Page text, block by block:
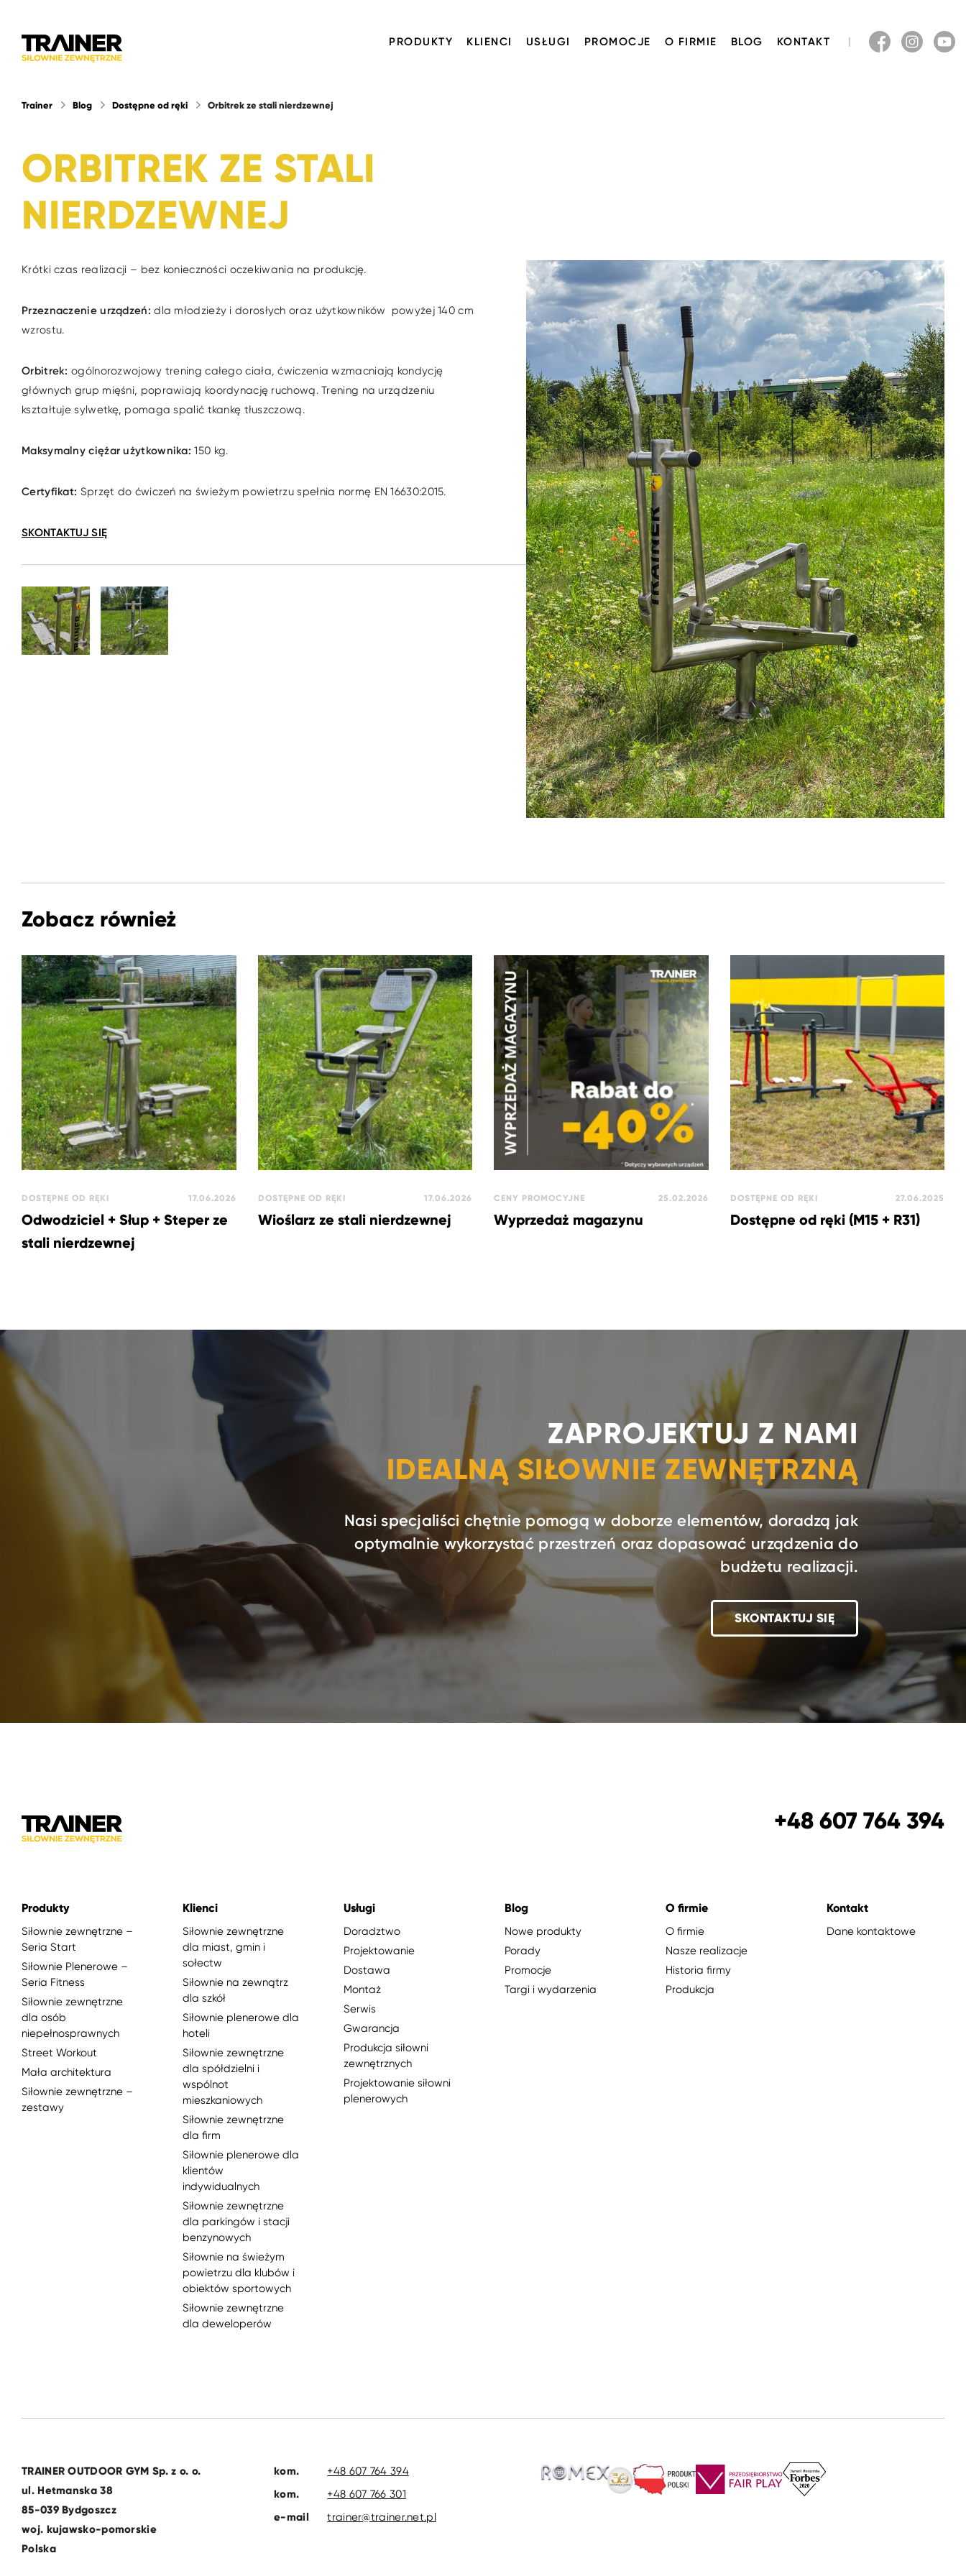
PRODUKTY KLIENCI USŁUGI PROMOCJE O FIRMIE BLOG KONTAKT
Trainer Blog Dostępne od ręki Orbitrek ze stali nierdzewnej
ORBITREK ZE STALI
NIERDZEWNEJ
Krótki czas realizacji – bez konieczności oczekiwania na produkcję.
Przeznaczenie urządzeń: dla młodzieży i dorosłych oraz użytkowników powyżej 140 cm
wzrostu.
Orbitrek: ogólnorozwojowy trening całego ciała, ćwiczenia wzmacniają kondycję
głównych grup mięśni, poprawiają koordynację ruchową. Trening na urządzeniu
kształtuje sylwetkę, pomaga spalić tkankę tłuszczową.
Maksymalny ciężar użytkownika:150 kg.
Certyfikat: Sprzęt do ćwiczeń na świeżym powietrzu spełnia normę EN 16630:2015.
SKONTAKTUJ SIĘ
Zobacz również
DOSTĘPNE OD RĘKI 17.06.2026
Odwodziciel + Słup + Steper ze
stali nierdzewnej
DOSTĘPNE OD RĘKI 17.06.2026
Wioślarz ze stali nierdzewnej
CENY PROMOCYJNE 25.02.2026
Wyprzedaż magazynu
DOSTĘPNE OD RĘKI 27.06.2025
Dostępne od ręki (M15 + R31)
ZAPROJEKTUJ Z NAMI
IDEALNĄ SIŁOWNIE ZEWNĘTRZNĄ
Nasi specjaliści chętnie pomogą w doborze elementów, doradzą jak
optymalnie wykorzystać przestrzeń oraz dopasować urządzenia do
budżetu realizacji.
SKONTAKTUJ SIĘ
+48 607 764 394
Produkty
Siłownie zewnętrzne –
Seria Start
Siłownie Plenerowe –
Seria Fitness
Siłownie zewnętrzne
dla osób
niepełnosprawnych
Street Workout
Mała architektura
Siłownie zewnętrzne –
zestawy
Klienci
Siłownie zewnętrzne
dla miast, gmin i
sołectw
Siłownie na zewnątrz
dla szkół
Siłownie plenerowe dla
hoteli
Siłownie zewnętrzne
dla spółdzielni i
wspólnot
mieszkaniowych
Siłownie zewnętrzne
dla firm
Siłownie plenerowe dla
klientów
indywidualnych
Siłownie zewnętrzne
dla parkingów i stacji
benzynowych
Siłownie na świeżym
powietrzu dla klubów i
obiektów sportowych
Siłownie zewnętrzne
dla deweloperów
Usługi
Doradztwo
Projektowanie
Dostawa
Montaż
Serwis
Gwarancja
Produkcja siłowni
zewnętrznych
Projektowanie siłowni
plenerowych
Blog
Nowe produkty
Porady
Promocje
Targi i wydarzenia
O firmie
O firmie
Nasze realizacje
Historia firmy
Produkcja
Kontakt
Dane kontaktowe
TRAINER OUTDOOR GYM Sp. z o. o.
ul. Hetmanska 38
85-039 Bydgoszcz
woj. kujawsko-pomorskie
Polska
kom.
+48 607 764 394
kom.
+48 607 766 301
e-mail
trainer@trainer.net.pl